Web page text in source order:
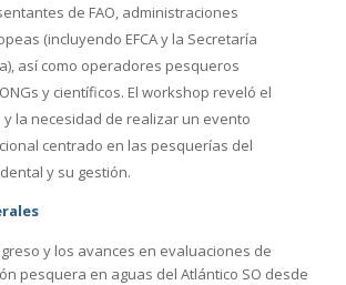
de FAO, administraciones
(incluyendo EFCA y la Secretaría
así como operadores pesqueros
y científicos. El workshop reveló el
la necesidad de realizar un evento
centrado en las pesquerías del
y su gestión.
y los avances en evaluaciones de
pesquera en aguas del Atlántico SO desde